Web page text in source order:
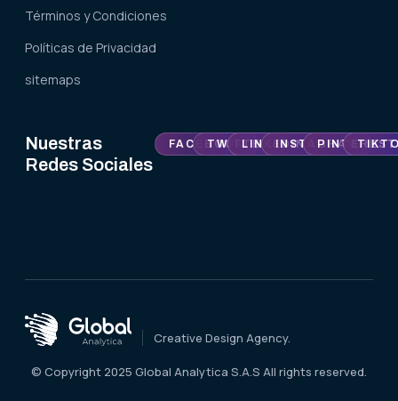
Términos y Condiciones
Políticas de Privacidad
sitemaps
Nuestras
Redes Sociales
FACEBOOK
TWITTERLINKEDININSTAGRAMPINTEREST
Creative Design Agency.
© Copyright 2025 Global Analytica S.A.S All rights reserved.